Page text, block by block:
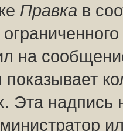
Правка в
на
показывает
Эта